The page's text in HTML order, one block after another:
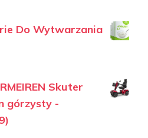
Do Wytwarzania
Skuter
górzysty -